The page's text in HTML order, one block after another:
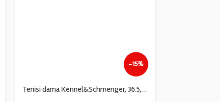
-15%
Tenisi dama Kennel&Schmenger, 36.5, piele, maro